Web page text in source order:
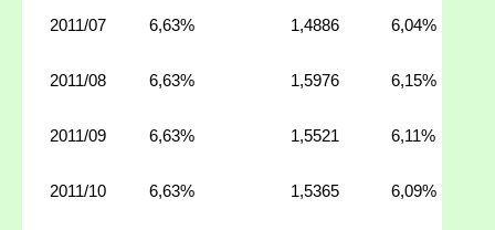
2011/07 6,63% 1,4886 6,04%
2011/08 6,63% 1,5976 6,15%
2011/09 6,63% 1,5521 6,11%
2011/10 6,63% 1,5365 6,09%